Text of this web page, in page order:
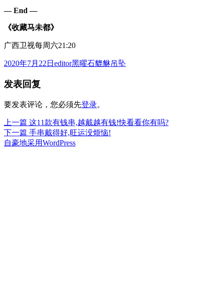
— End —
《收藏马未都》
广西卫视每周六21:20
发
于
2020年7月22日 作
editor分
黑曜石貔貅吊坠
发表回复
要发表评论，您必须先登录。
文
章
上一篇 上
篇
文
这11款有钱串,越戴越有钱!快看看你有吗?
下一篇 下
篇
手串戴得好,旺运没烦恼!
自豪地采用WordPress